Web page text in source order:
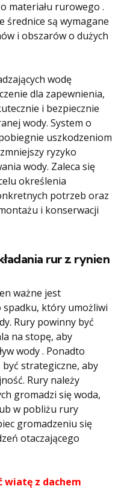
materiału rurowego .
średnice są wymagane
i obszarów o dużych
wodę
dla zapewnienia,
i bezpiecznie
wody. System o
uszkodzeniom
ryzyko
wody. Zaleca się
określenia
potrzeb oraz
i konserwacji
rur z rynien
ważne jest
który umożliwi
Rury powinny być
na stopę, aby
wody . Ponadto
strategiczne, aby
Rury należy
gromadzi się woda,
w pobliżu rury
gromadzeniu się
otaczającego
wiatę z dachem